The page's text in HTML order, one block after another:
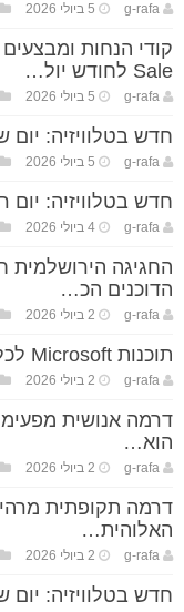
g-rafa 5 ביולי 2026
Sale לחודש יול…
g-rafa 5 ביולי 2026
חדש בטלוויזיה: יום שני, 06
g-rafa 5 ביולי 2026
חדש בטלוויזיה: יום ראשון, 05
g-rafa 4 ביולי 2026
החגיגה הירושלמית
הדוכנים הכ…
g-rafa 2 ביולי 2026
תוכנות Microsoft לכל החיים: מבצעי קיץ שוברי שוק
g-rafa 2 ביולי 2026
דרמה אנושית
הוא…
g-rafa 2 ביולי 2026
דרמה תקופתית
האלוהית…
g-rafa 2 ביולי 2026
חדש בטלוויזיה: יום שישי, 03